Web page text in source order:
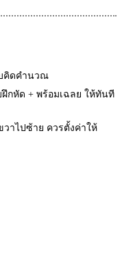
คิดคำนวณ
กหัด + พร้อมเฉลย ให้ทันที
วาไปซ้าย ควรตั้งค่าให้